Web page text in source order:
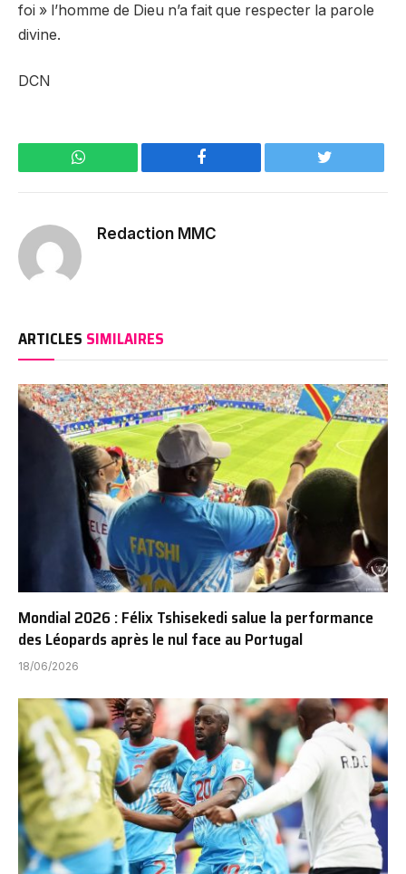
foi » l’homme de Dieu n’a fait que respecter la parole
divine.
DCN
WhatsApp Facebook Twitter
Redaction MMC
ARTICLES SIMILAIRES
Mondial 2026 : Félix Tshisekedi salue la performance
des Léopards après le nul face au Portugal
18/06/2026